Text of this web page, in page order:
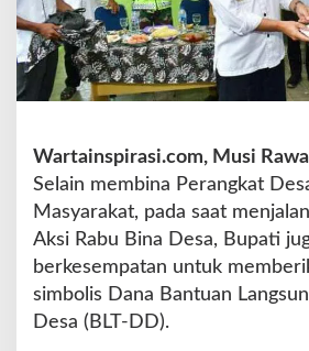
k
s
a
n
a
n
P
r
o
a
Wartainspirasi.com, Musi
Selain membina Perangkat
Masyarakat, pada saat
Aksi Rabu Bina Desa, Bupati
berkesempatan untuk
simbolis Dana Bantuan
Desa (BLT-DD).